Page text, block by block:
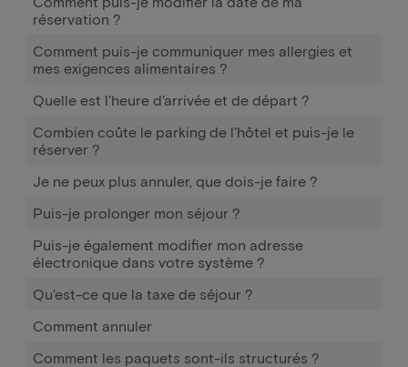
réservation ?
Comment puis-je communiquer mes allergies et
mes exigences alimentaires ?
Quelle est l'heure d'arrivée et de départ ?
Combien coûte le parking de l'hôtel et puis-je le
réserver ?
Je ne peux plus annuler, que dois-je faire ?
Puis-je prolonger mon séjour ?
Puis-je également modifier mon adresse
électronique dans votre système ?
Qu'est-ce que la taxe de séjour ?
Comment annuler
Comment les paquets sont-ils structurés ?